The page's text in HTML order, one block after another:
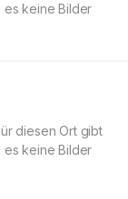
es keine Bilder
diesen Ort gibt
es keine Bilder